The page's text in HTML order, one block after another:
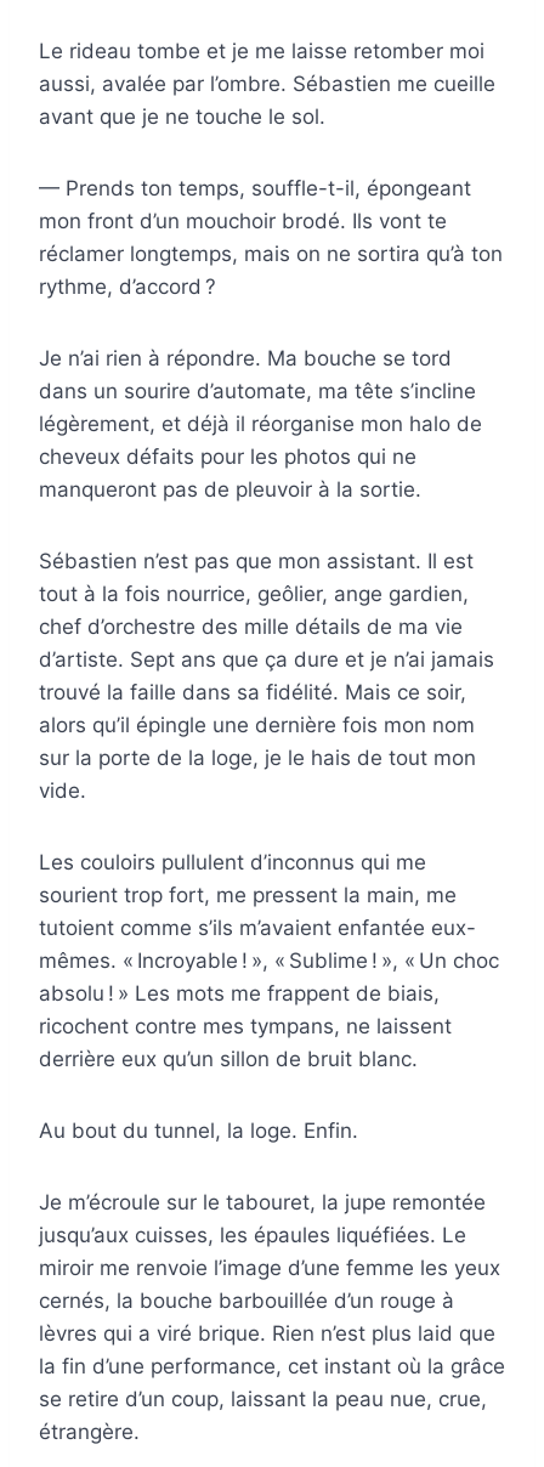
Le rideau tombe et je me laisse retomber moi
aussi, avalée par l’ombre. Sébastien me cueille
avant que je ne touche le sol.
— Prends ton temps, souffle-t-il, épongeant
mon front d’un mouchoir brodé. Ils vont te
réclamer longtemps, mais on ne sortira qu’à ton
rythme, d’accord ?
Je n’ai rien à répondre. Ma bouche se tord
dans un sourire d’automate, ma tête s’incline
légèrement, et déjà il réorganise mon halo de
cheveux défaits pour les photos qui ne
manqueront pas de pleuvoir à la sortie.
Sébastien n’est pas que mon assistant. Il est
tout à la fois nourrice, geôlier, ange gardien,
chef d’orchestre des mille détails de ma vie
d’artiste. Sept ans que ça dure et je n’ai jamais
trouvé la faille dans sa fidélité. Mais ce soir,
alors qu’il épingle une dernière fois mon nom
sur la porte de la loge, je le hais de tout mon
vide.
Les couloirs pullulent d’inconnus qui me
sourient trop fort, me pressent la main, me
tutoient comme s’ils m’avaient enfantée eux-
mêmes. « Incroyable ! », « Sublime ! », « Un choc
absolu ! » Les mots me frappent de biais,
ricochent contre mes tympans, ne laissent
derrière eux qu’un sillon de bruit blanc.
Au bout du tunnel, la loge. Enfin.
Je m’écroule sur le tabouret, la jupe remontée
jusqu’aux cuisses, les épaules liquéfiées. Le
miroir me renvoie l’image d’une femme les yeux
cernés, la bouche barbouillée d’un rouge à
lèvres qui a viré brique. Rien n’est plus laid que
la fin d’une performance, cet instant où la grâce
se retire d’un coup, laissant la peau nue, crue,
étrangère.